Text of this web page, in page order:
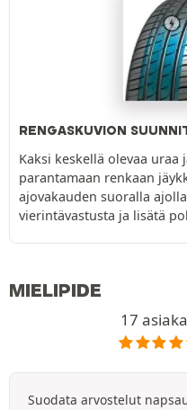
RENGASKUVION
Kaksi keskellä olevaa
parantamaan renkaan
ajovakauden suoralla
vierintävastusta ja lisätä
MIELIPIDE
17
Suodata arvostelut